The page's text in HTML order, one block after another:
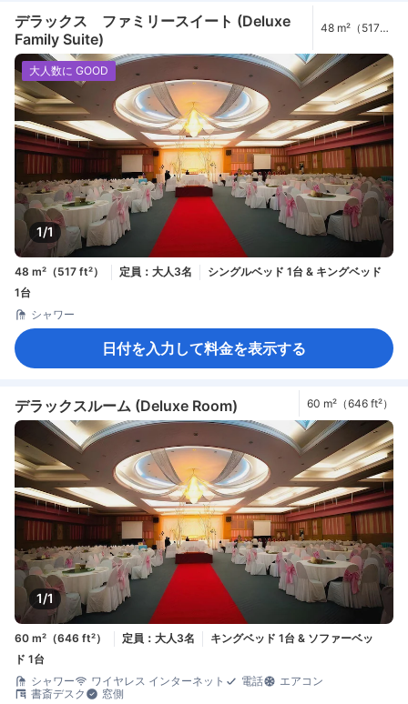
デラックス ファミリースイート (Deluxe
Family Suite)
48 m²（517
1/1
大人数に GOOD
48 m²（517 ft²） 定員：大人3名
シングルベッド 1台 & キングベッド
1台
シャワー
日付を入力して料金を表示する
デラックスルーム (Deluxe Room) 60 m²（646 ft²）
1/1
60 m²（646 ft²） 定員：大人3名
キングベッド 1台 & ソファーベッ
ド 1台
シャワー
ワイヤレス インターネット 電話
エアコン
書斎デスク
窓側